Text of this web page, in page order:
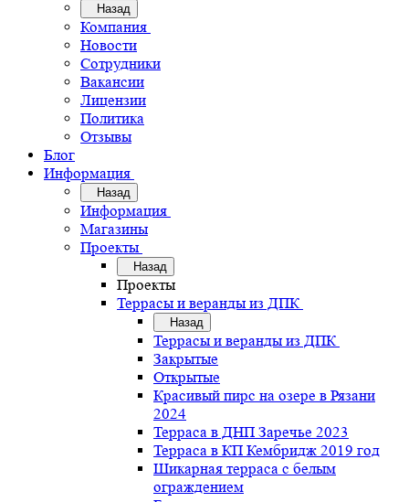
Назад
Компания
Новости
Сотрудники
Вакансии
Лицензии
Политика
Отзывы
Блог
Информация
Назад
Информация
Магазины
Проекты
Назад
Проекты
Террасы и веранды из ДПК
Назад
Террасы и веранды из ДПК
Закрытые
Открытые
Красивый пирс на озере в Рязани
2024
Терраса в ДНП Заречье 2023
Терраса в КП Кембридж 2019 год
Шикарная терраса с белым
ограждением